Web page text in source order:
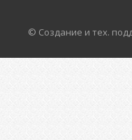
© Создание и тех.